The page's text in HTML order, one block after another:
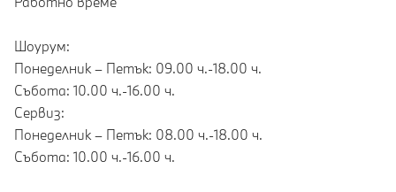
Шоурум:
Понеделник – Петък: 09.00 ч.-18.00 ч.
Събота: 10.00 ч.-16.00 ч.
Сервиз:
Понеделник – Петък: 08.00 ч.-18.00 ч.
Събота: 10.00 ч.-16.00 ч.